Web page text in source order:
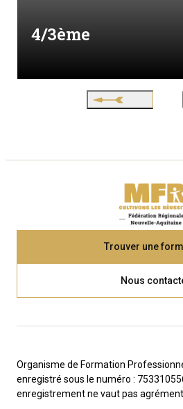
4/3ème
Trouver une
Nous
Organisme de Formation
enregistré sous le numéro :
enregistrement ne vaut pas agrément